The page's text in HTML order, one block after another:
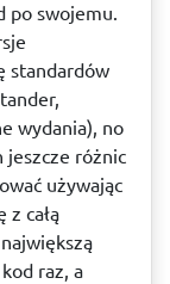
po swojemu.
standardów
wydania), no
jeszcze różnic
używając
z całą
raz, a